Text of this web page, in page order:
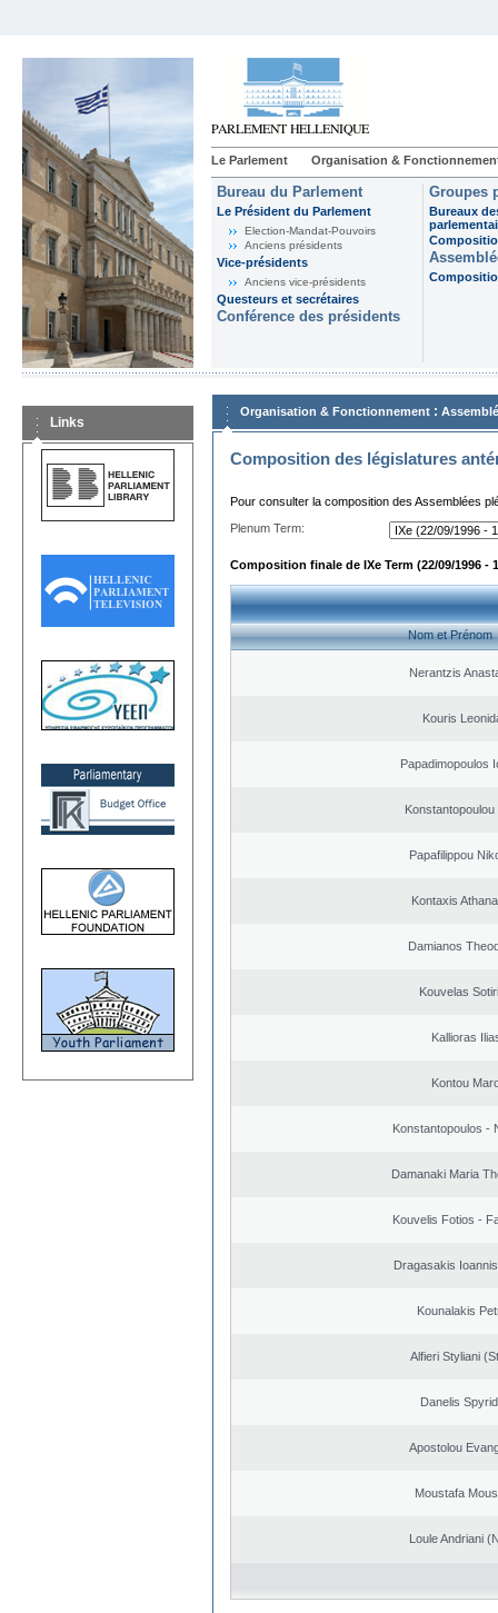
Le Parlement Organisation &
Bureau du Parlement
Le Président du Parlement
Election-Mandat-Pouvoirs
Anciens présidents
Vice-présidents
Anciens vice-présidents
Questeurs et secrétaires
Conférence des présidents
Groupes
Bureaux
Links
Organisation & Fonctionnement :
Composition des législatures
Pour consulter la composition des Assemblées
Plenum Term:
Composition finale de IXe Term (22/09/1996 -
Nom et Prénom
Nerantzis
Kouris
Papadimopoulos
Konstantopoulou
Papafilippou
Kontaxis
Damianos
Kouvelas
Kallioras
Kontou
Konstantopoulos -
Damanaki Maria
Kouvelis Fotios -
Dragasakis
Kounalakis
Alfieri Styliani
Danelis
Apostolou
Moustafa
Loule Andriani